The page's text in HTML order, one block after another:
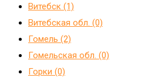
Витебск (1)
Витебская обл. (0)
Гомель (2)
Гомельская обл. (0)
Горки (0)